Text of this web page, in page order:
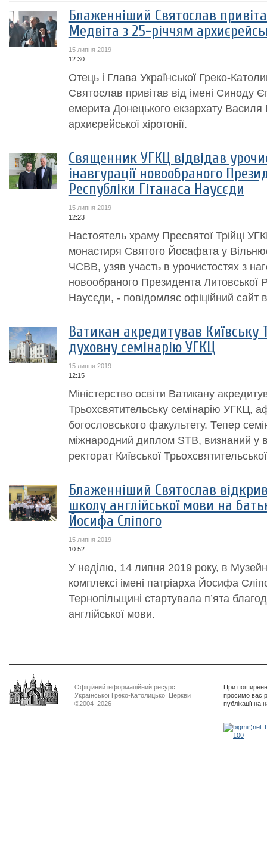
Блаженніший Святослав
Медвіта з 25-річчям
15 липня 2019
12:30
Отець і Глава Української Греко-
Святослав привітав від імені Синоду
емерита Донецького екзархату Василя
архиєрейської хіротонії.
Священник УГКЦ відвідав
інавгурації новообраного
Республіки Гітанаса Наусєди
15 липня 2019
12:23
Настоятель храму Пресвятої Трійці
монастиря Святого Йосафата у
ЧСВВ, узяв участь в урочистостях з
новообраного Президента Литовської
Наусєди, - повідомляє офіційний сайт
Ватикан акредитував Київську
духовну семінарію УГКЦ
15 липня 2019
12:15
Міністерство освіти Ватикану
Трьохсвятительську семінарію УГКЦ,
богословського факультету. Тепер
міжнародний диплом STB, визнаний у
ректорат Київської
Блаженніший Святослав
школу англійської мови на
Йосифа Сліпого
15 липня 2019
10:52
У неділю, 14 липня 2019 року, в
комплексі імені патріарха Йосифа
Тернопільщині стартувала п’ята
англійської мови.
Офіційний інформаційний ресурс
Української Греко-Католицької Церкви
©2004–2026
При
просимо вас
публікації на